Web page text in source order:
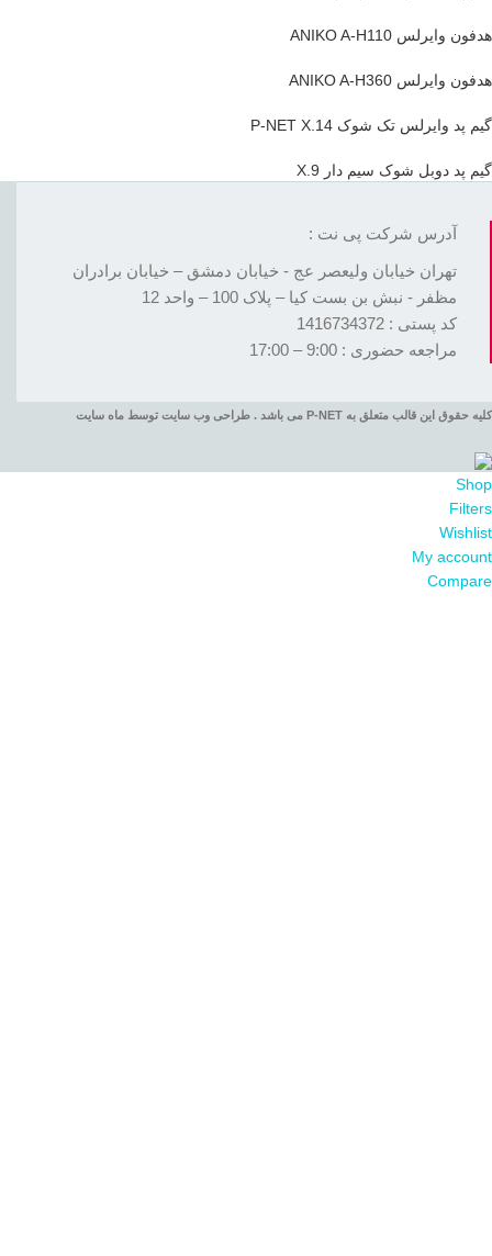
هدفون وایرلس ANIKO A-H110
هدفون وایرلس ANIKO A-H360
گیم پد وایرلس تک شوک P-NET X.14
گیم پد دوبل شوک سیم دار X.9
آدرس شرکت پی نت :
تهران خیابان ولیعصر عج - خیابان دمشق – خیابان برادران
مظفر - نبش بن بست کیا – پلاک 100 – واحد 12
کد پستی : 1416734372
مراجعه حضوری : 9:00 – 17:00
کلیه حقوق این قالب متعلق به P-NET می باشد . طراحی وب سایت توسط ماه سایت
Shop
Filters
Wishlist
My account
Compare